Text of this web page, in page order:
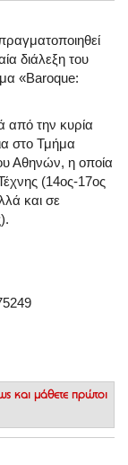
διάλεξη του
«Baroque:
από την κυρία
στο Τμήμα
Αθηνών, η οποία
(14ος-17ος
και σε
και μάθετε πρώτοι